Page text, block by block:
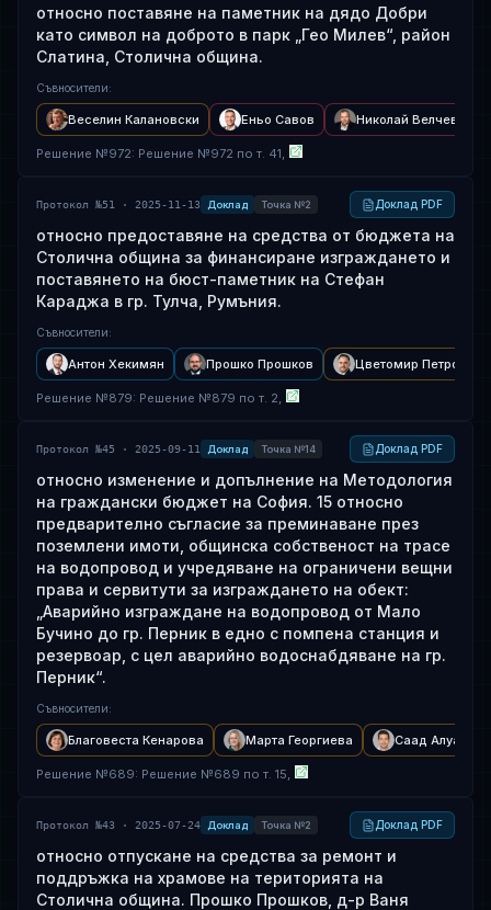
относно поставяне на паметник на дядо Добри
като символ на доброто в парк „Гео Милев“, район
Слатина, Столична община.
Съвносители:
Веселин Калановски Еньо Савов Николай Велчев
Решение №972: Решение №972 по т. 41,
Протокол №51 · 2025-11-13 Доклад Точка №2 Доклад PDF
относно предоставяне на средства от бюджета на
Столична община за финансиране изграждането и
поставянето на бюст-паметник на Стефан
Караджа в гр. Тулча, Румъния.
Съвносители:
Антон Хекимян Прошко Прошков Цветомир Петров
Решение №879: Решение №879 по т. 2,
Протокол №45 · 2025-09-11 Доклад Точка №14 Доклад PDF
относно изменение и допълнение на Методология
на граждански бюджет на София. 15 относно
предварително съгласие за преминаване през
поземлени имоти, общинска собственост на трасе
на водопровод и учредяване на ограничени вещни
права и сервитути за изграждането на обект:
„Аварийно изграждане на водопровод от Мало
Бучино до гр. Перник в едно с помпена станция и
резервоар, с цел аварийно водоснабдяване на гр.
Перник“.
Съвносители:
Благовеста Кенарова Марта Георгиева Саад Алуани
Решение №689: Решение №689 по т. 15,
Протокол №43 · 2025-07-24 Доклад Точка №2 Доклад PDF
относно отпускане на средства за ремонт и
поддръжка на храмове на територията на
Столична община. Прошко Прошков, д-р Ваня